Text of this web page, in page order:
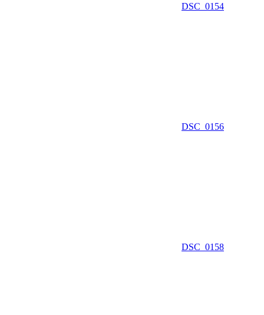
DSC_0154
DSC_0156
DSC_0158